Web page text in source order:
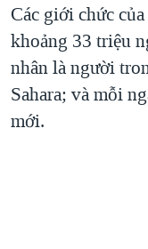
QUAN HỆ VIỆT MỸ
Các giới chức
khoảng 33 triệu
nhân là người
Sahara; và mỗi
mới.